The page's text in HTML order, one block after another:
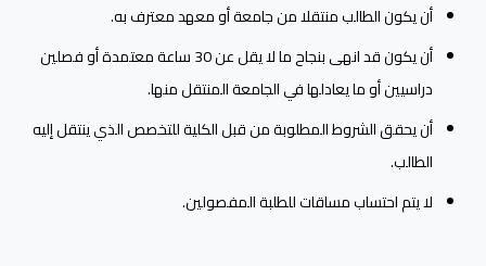
أن يكون الطالب منتقلا من جامعة أو معهد معترف به.
أن يكون قد انهى بنجاح ما لا يقل عن 30 ساعة معتمدة أو فصلين
دراسيين أو ما يعادلها في الجامعة المنتقل منها.
أن يحقق الشروط المطلوبة من قبل الكلية للتخصص الذي ينتقل إليه
الطالب.
لا يتم احتساب مساقات للطلبة المفصولين.